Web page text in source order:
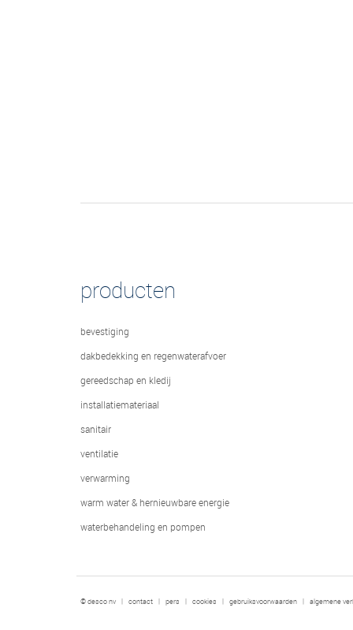
producten
bevestiging
dakbedekking en regenwaterafvoer
gereedschap en kledij
installatiemateriaal
sanitair
ventilatie
verwarming
warm water & hernieuwbare energie
waterbehandeling en pompen
© desco nv | contact | pers | cookies | gebruiksvoorwaarden | algemene